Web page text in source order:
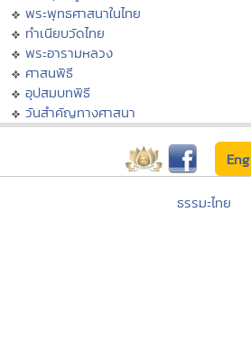
พระพุทธศาสนาในไทย
ทำเนียบวัดไทย
พระอารามหลวง
ศาสนพิธี
อุปสมบทพิธี
วันสำคัญทางศาสนา
Eng
ธรรมะไทย